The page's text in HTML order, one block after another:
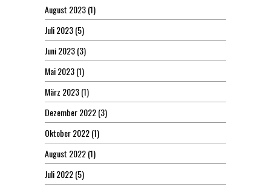
August 2023(1)
Juli 2023(5)
Juni 2023(3)
Mai 2023(1)
März 2023(1)
Dezember 2022(3)
Oktober 2022(1)
August 2022(1)
Juli 2022(5)